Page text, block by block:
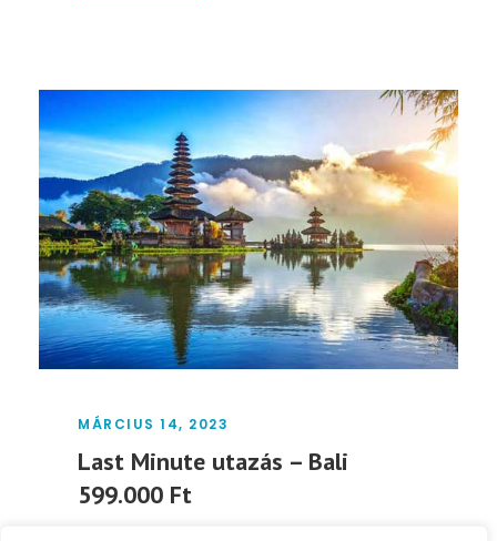
MÁRCIUS 14, 2023
Last Minute utazás – Bali
599.000 Ft